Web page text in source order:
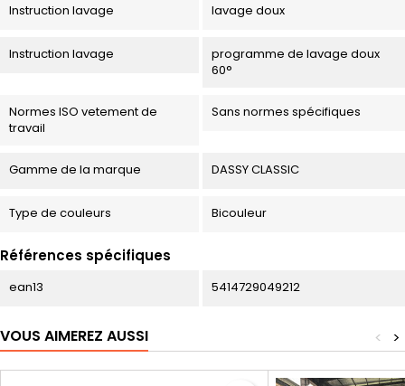
Instruction lavage lavage doux
Instruction lavage
programme de lavage doux
60°
Normes ISO vetement de
travail
Sans normes spécifiques
Gamme de la marque DASSY CLASSIC
Type de couleurs Bicouleur
Références spécifiques
ean13 5414729049212
VOUS AIMEREZ AUSSI >
<